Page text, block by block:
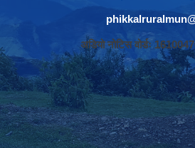
अडियो नोटिस वोर्डः